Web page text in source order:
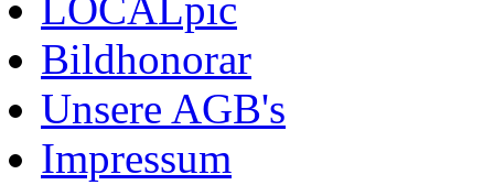
LOCALpic
Bildhonorar
Unsere AGB's
Impressum